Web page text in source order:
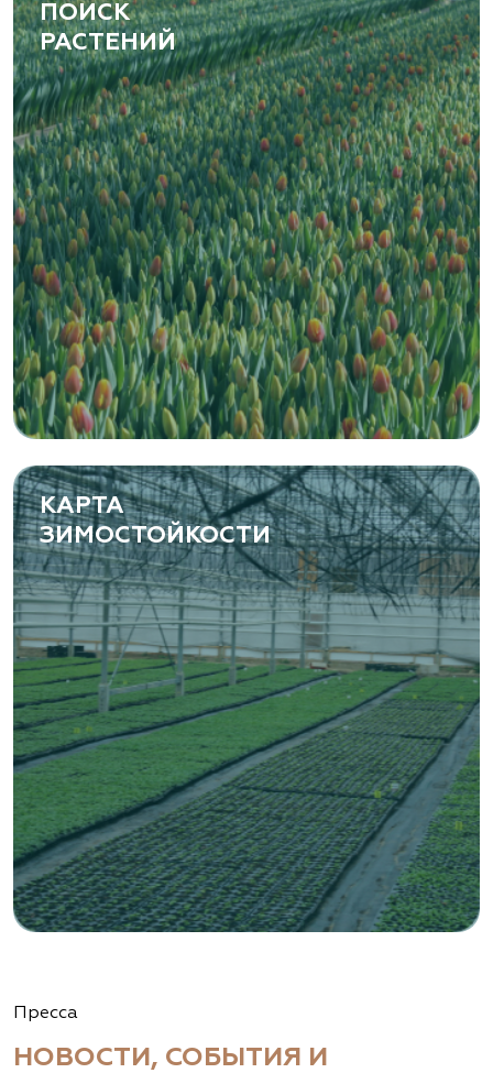
ПОИСК
РАСТЕНИЙ
КАРТА
ЗИМОСТОЙКОСТИ
Пресса
НОВОСТИ, СОБЫТИЯ И